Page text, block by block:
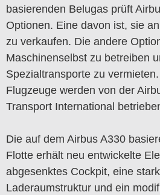
basierenden Belugas prüft
Optionen. Eine davon ist, sie
zu verkaufen. Die andere
Maschinenselbst zu betreiben
Spezialtransporte zu vermieten.
Flugzeuge werden von der
Transport International
Die auf dem Airbus A330
Flotte erhält neu entwickelte
abgesenktes Cockpit, eine
Laderaumstruktur und ein